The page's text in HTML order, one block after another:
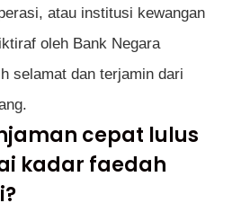
atau institusi kewangan
oleh Bank Negara
selamat dan terjamin dari
cepat lulus
kadar faedah